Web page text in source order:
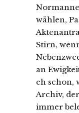
wählen,
Stirn,
an
eh schon,
Archiv,
immer